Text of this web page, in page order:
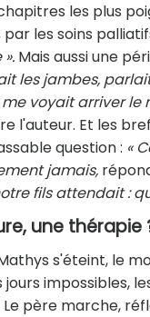
les plus
les soins
Mais aussi une
les jambes,
voyait arriver le
l'auteur. Et les
question : «
jamais,
fils attendait :
une thérapie
s'éteint, le
impossibles,
Le père marche,